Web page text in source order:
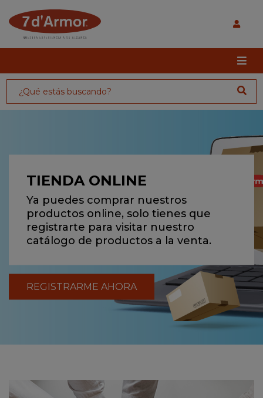
TIENDA ONLINE
Ya puedes comprar nuestros
productos online, solo tienes que
registrarte para visitar nuestro
catálogo de productos a la venta.
REGISTRARME AHORA